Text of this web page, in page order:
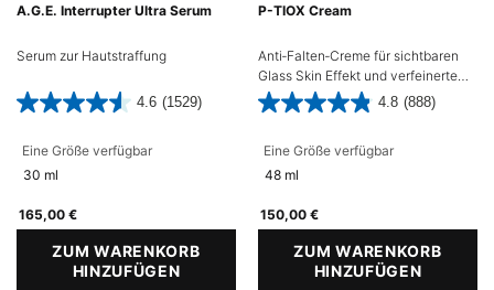
A.G.E. Interrupter Ultra Serum
Serum zur Hautstraffung
4.6 (1529)
Eine Größe verfügbar
30 ml
165,00 €
ZUM WARENKORB
HINZUFÜGEN A.G.E. INTERRUPTER ULTRA SERUM
P-TIOX Cream
Anti‑Falten‑Creme für sichtbaren
Glass Skin Effekt und verfeinerte
Poren
4.8 (888)
Eine Größe verfügbar
48 ml
150,00 €
ZUM WARENKORB
HINZUFÜGEN